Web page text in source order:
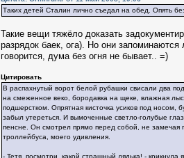
Таких детей Сталин лично съедал на обед. Опять
Такие вещи тяжёло доказать
разрядок баек, ога). Но они
говорится, дума без огня не бывает.. =)
Цитировать
В распахнутый ворот белой рубашки свисали два
на смеженное веко, бородавка на щеке, влажная
подшерстком. Опрятная кисточка усиков под носом,
забыл утереться. И вымоченные светло-голубые
пенсне. Он смотрел прямо перед собой, не замечая
троллейбуса, моего удивления.
- Тетя, посмотри, какой страшный дядька! - крикнула